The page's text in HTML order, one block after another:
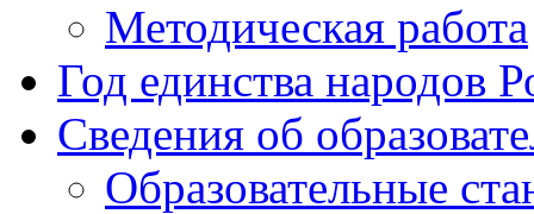
Методическая работа
Год единства народов
Сведения об
Образовательные